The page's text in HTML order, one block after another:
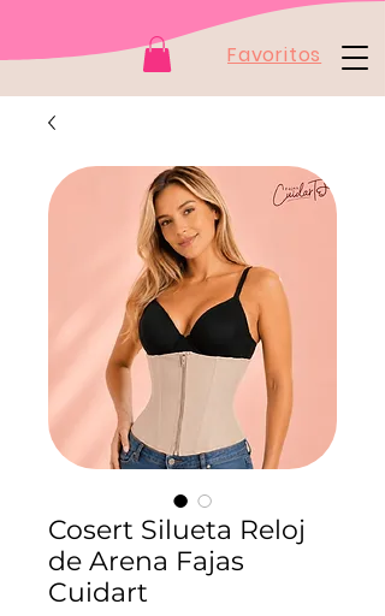
Favoritos
Cosert Silueta Reloj
de Arena Fajas
Cuidart